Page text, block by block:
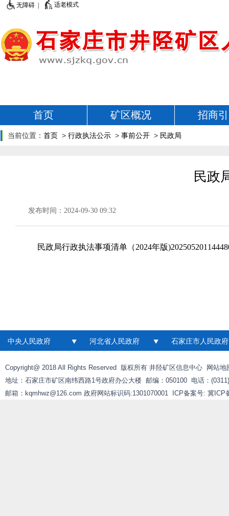
无障碍 | 适老模式
首页 矿区概况 招商
当前位置： 首页 > 行政执法公示 > 事前公开 > 民政局
民政
发布时间：2024-09-30 09:32
民政局行政执法事项清单（2024年版